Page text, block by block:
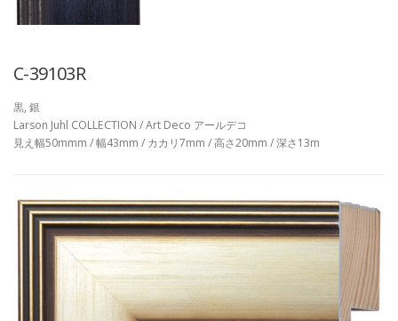
C-39103R
黒, 銀
Larson Juhl COLLECTION / Art Deco アールデコ
見え幅50mmm / 幅43mm / カカリ7mm / 高さ20mm / 深さ13m